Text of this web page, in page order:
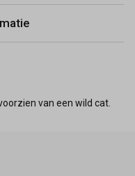
van een wild cat.